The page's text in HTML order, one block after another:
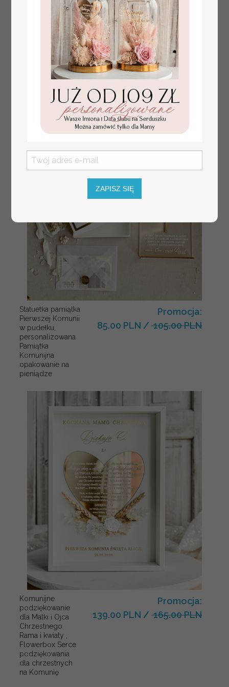
Prezent dla dziecka na narodziny
pamiątka z pierwszych lat życia
349.00 PLN
Statuetka pamiątka
Pierwszej Komunii
w pudełku,
personalizowana
Pamiątka
Komunijna
opakowanie na
pieniądze
Promocja:
85.00 PLN / 105.00 PLN
Komunijne
podziękowanie
dla Matki i Ojca
Chrzestnego
Rama i kwiaty ,
Flowerbox Serce
podziękowania
dla chrzestnych
na Komunię
Promocja:
139.00 PLN / 165.00 PLN
ZAPISZ SIĘ